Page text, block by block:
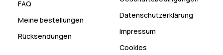
FAQ
Meine bestellungen
Rücksendungen
Datenschutzerklärung
Impressum
Cookies